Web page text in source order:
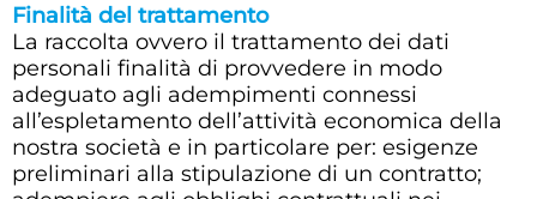
Finalità del trattamento
La raccolta ovvero il trattamento dei dati
personali finalità di provvedere in modo
adeguato agli adempimenti connessi
all’espletamento dell’attività economica della
nostra società e in particolare per: esigenze
preliminari alla stipulazione di un contratto;